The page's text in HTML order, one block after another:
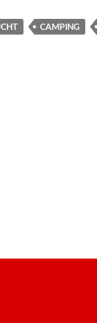
CAMPING